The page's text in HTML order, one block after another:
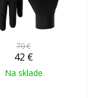
70 €
42 €
Na sklade